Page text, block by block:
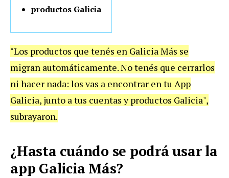
productos Galicia
"Los productos que tenés en Galicia Más se
migran automáticamente. No tenés que cerrarlos
ni hacer nada: los vas a encontrar en tu App
Galicia, junto a tus cuentas y productos Galicia",
subrayaron.
¿Hasta cuándo se podrá usar la
app Galicia Más?